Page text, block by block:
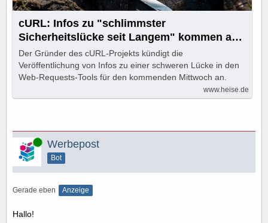
cURL: Infos zu "schlimmster
Sicherheitslücke seit Langem" kommen am
11. Oktober
Der Gründer des cURL-Projekts kündigt die
Veröffentlichung von Infos zu einer schweren Lücke in den
Web-Requests-Tools für den kommenden Mittwoch an.
www.heise.de
Online Werbepost
Bot
Gerade eben Anzeige
Hallo!